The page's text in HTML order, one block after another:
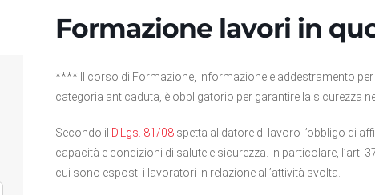
Formazione lavori in
**** Il corso di Formazione, informazione e addestramento per
categoria anticaduta, è obbligatorio per garantire la sicurezza
Secondo il D.Lgs. 81/08spetta al datore di lavoro l’obbligo di
capacità e condizioni di salute e sicurezza. In particolare, l’art.
cui sono esposti i lavoratori in relazione all’attività svolta.